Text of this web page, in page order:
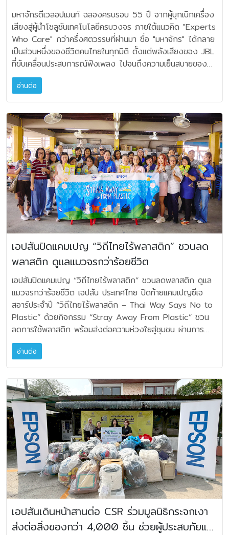
บาท JBL MP350 ราคาปกติ 35,900 ราคาโปรโมชัน
32,310 บาท ของแถมพิเศษ Mahajak 55th Anniversary
Edition เงื่อนไข เมื่อซื้อสินค้าที่ร่วมรายการครบ 25,555
บาท* รับฟรี Mahajak 55th Anniversary Gift (มูลค่า
755 บาท) เมื่อซื้อสินค้า JBL Partybox Encore Essential
PBM100 (มูลค่า 1,790 บาท) * เฉพาะสินค้ากลุ่ม Home
Theater, Luxury Audio และ Denon Home เท่านั้น หาซื้อ
สาขา, ร้าน SOUNDLAB, ตัวแทนจำหน่ายที่ร่วมรายการทั่วประ
เทศหรือช้อปออนไลน์ได้ที่ : JBL Partybox >>
https://www.mahajak.com/mega-campaign/jbl-
partybox.html JBL Home Audio >>
https://www.mahajak.com/mega-campaign/home-
audio.html Denon >>
https://www.mahajak.com/mega-campaign/denon-
homeaudio.html เงื่อนไขโปรโมชันและการรับของแถม •
ระยะเวลาโปรโมชัน 5 มิถุนายน – 31 กรกฎาคม 2569 •
โปรโมชันนี้เฉพาะสินค้า JBL Home Audio, JBL Partybox
และ Denon ที่ร่วมรายการเท่านั้น • ราคาสินค้าโปรโมชันรวม
VAT 7% แล้ว • ลูกค้าลงทะเบียนรับประกันสินค้าและของแถม
ผ่าน Line: @Mahajakplus เท่านั้น โดยจะต้องลงทะเบียนรับ
ประกันก่อน ระบบจะให้เลือกลงทะเบียนรับของแถมเพิ่มเติมในขั้น
ตอนถัดไป • สามารถลงทะเบียนรับของแถมได้ตั้งแต่ 5
มิถุนายน – 15 สิงหาคม 2569 เท่านั้น (ใบเสร็จต้องซื้อสินค้า
ภายในวันที่ 5 มิถุนายน – 31 กรกฎาคม 2569) • ขอสงวน
สิทธิ์การรับของแถม เฉพาะลูกค้าที่ลงทะเบียนรับประกันสินค้าและ
ของแถมผ่าน Line @Mahajakplus เท่านั้น กรณีลงทะเบียนรับ
ประกันเพียงอย่างเดียวไม่สามารถรับของแถมได้ • สิทธิ์รับ
ของแถม 1 รายการ ต่อ 1 ใบเสร็จ เท่านั้น • สินค้าของแถม
ไม่สามารถเลือกสีหรือรุ่นได้ และมีจำนวนจำกัด • สินค้าของ
แถมไม่สามารถเปลี่ยนเป็นเงินสดได้ • ไม่สามารถลงทะเบียนรับ
ประกันสินค้าและของแถมหลังจากหมดเขตโปรโมชันในทุกกรณี
• ลูกค้าสามารถรับของแถมหน้าร้านได้ทันที เมื่อซื้อที่โชว์รูม
มหาจักรทุกสาขา และร้าน Sound City by Mahajak •
กรณีสั่งซื้อออนไลน์ ของแถมจัดส่งภายใน 30 วันทำการ (ไม่
รวมวันเสาร์-อาทิตย์ และวันหยุดนักขัตฤกษ์) ทางไปรษณีย์ •
บริษัทฯ ขอสงวนสิทธิ์ในการเปลี่ยนแปลง/ยกเลิกเงื่อนไข โดยไม่
จำเป็นต้องแจ้งให้ทราบล่วงหน้า • สอบถามข้อมูลโปรโมชัน
และของแถมเพิ่มเติมได้ที่ Call Center 1516 หรือ Line
@Mahajakstore สามารถติดตามข่าวสารหรือสอบถามราย
ละเอียดเพิ่มเติมได้ที่ บริษัท มหาจักรดีเวลอปเมนท์ จำกัด
Facebook/Instagram : Mahajak Living, JBL Thailand
กีตาร์และโมเดลแอมป์ ● เครื่องมือช่วยซ้อมในตัว: Tuner,
metronome, looper และ drum machine ● เชื่อมต่อกับหู
ฟังแบบสาย ทำให้ฝึกซ้อมได้แบบส่วนตัว ● สามารถปรับใช้งาน
ฟีเจอร์ซ้อมในตัวได้อย่างครบครัน เทคโนโลยี Stem AI แยก
เสียงแบบเรียลไทม์พร้อมการควบคุมเสียงผ่านแอป JBL One
application ● เชื่อมต่อกับ มือถือ และแลปท็อป ผ่านพอร์ต
USB-C เพื่ออัดเสียงเข้าสู่โปรแกรมทำเพลงได้โดยตรง ● จอ
LED พิกเซลขนาดใหญ่บนตัวเครื่องสามารถเปิดใช้งาน ช่วยให้
สามารถใช้เป็นลำโพงไร้สายเพื่อเพลิดเพลินกับเพลงจากทุก
อุปกรณ์ Bluetooth ฟีเจอร์ของ JBL BandBox Trio: ●
Stem AI แยกเสียง Vocal และเสียงเครื่องดนตรีจากทุกแหล่ง
ที่มาของเพลง แบบเรียลไทม์ ● กำลังขับทรงพลังถึง 135
วัตต์ด้วยคุณภาพเสียงระดับ JBL Sound ที่มาพร้อมกับ ดอก
ลำโพง woofer 1 ดอก ขนาด 1 x 6.5” และ tweeters
ขนาด 2 x 2.5”จำนวน 2 ดอก ● เอฟเฟกต์กีตาร์และโมเดล
แอมป์ ● เอฟเฟกต์ไมโครโฟน พร้อมฟังก์ชัน Reverb และ
Delay ในตัว ช่วยให้เสียงร้องออกมามืออาชีพโดยไม่ต้องใช้
อุปกรณ์เสริม ● มิกเซอร์ 4 แชนเนลในตัวเครื่อง ● เครื่องมือ
ช่วยซ้อมในตัว: Tuner, Metronome, Looper และ Drum
machine ● ใช้งานต่อเนื่องได้สูงสุด 10 ชั่วโมง พร้อม
แบตเตอรี่ถอดเปลี่ยนได้ ● หน้าจอและอินเทอร์เฟซที่ใช้งานง่าย
ทำให้เข้าถึงการควบคุมได้อย่างทันใจ ● สามารถปรับใช้งาน
ฟีเจอร์ซ้อมในตัวได้อย่างครบครัน เทคโนโลยี Stem AI แยก
เสียงแบบเรียลไทม์พร้อมการควบคุมเสียงผ่านแอป JBL One
application ● เชื่อมต่อกับมือถือ และแลปท็อป ผ่านพอร์ต
USB-C เพื่ออัดเสียงเข้าสู่โปรแกรมทำเพลงได้โดยตรง ● จอ
LCD สีขนาดใหญ่ในตัวสามารถเปิดใช้งาน ช่วยให้ปรับเครื่องมือ
โมเดลแอมป์และเอฟเฟกต์ได้อย่างสะดวก ● ยังสามารถใช้เป็น
ลำโพง Monitor พร้อมเชื่อมต่อกับลำโพงใดก็ได้เพื่อขยายเสียง
ได้ตามต้องการ สามารถติดตามข้อมูลของ JBL ทางออนไลน์
และโซเชียลมีเดียได้ที่: ● เว็บไซต์: JBLThailand.com ●
Facebook: JBLThailand ● Instagram: JBLThailand ●
TikTok: JBLThailand ● แฮชแท็กอย่างเป็นทางการ: #JBL
ความคมชัดและต่อเนื่องยิ่งขึ้น INZONE Buds สีใหม่ล่าสุด
Glass Purple โซนี่เปิดตัว INZONE Buds หูฟังเกมมิ่งทรู
ไวร์เลสตัดเสียงรบกวนรุ่นใหม่ล่าสุด ในเฉดสีพิเศษ “Glass
Purple” ที่มาพร้อมดีไซน์ใสอันโดดเด่น สะท้อนสไตล์ที่แตกต่าง
อย่างมีเอกลักษณ์ พร้อมเติมเต็มไลน์อัปสีให้หลากหลายยิ่งขึ้น
โดยมีให้เลือกทั้งหมด 3 สี ได้แก่ สีดำ สีขาว และสีม่วงใส
Glass Purple เพื่อให้ผู้ใช้งานสามารถเลือกสไตล์ที่ใช่ และ
ถ่ายทอดตัวตนได้อย่างลงตัวในทุกการเล่นเกม กำหนดการวาง
จำหน่ายผลิตภัณฑ์ใหม่จาก INZONE เตรียมพบกับไลน์ผลิตภัณฑ์
ใหม่ล่าสุดจาก INZONE ที่ออกแบบมาเพื่อตอบโจทย์เกมเมอร์ยุค
ใหม่ พร้อมยกระดับประสบการณ์การเล่นเกมในทุกมิติ ตั้งแต่วันที่
5 พฤษภาคม 2569 เป็นต้นไป • INZONE H6 Air – หูฟังเกม
มิ่งดีไซน์ Open-back มอบประสบการณ์เสียงสมจริงแบบรอบ
ทิศทาง น้ำหนักเบาเพียง 199 กรัม รองรับการใช้งานต่อเนื่อง
ยาวนาน ราคา 6,490 บาท • INZONE Buds สี Glass
Purple – หูฟังเกมมิ่งทรูไวร์เลส มาพร้อมระบบตัดเสียงรบกวน
และดีไซน์โปร่งแสงสีม่วงอันโดดเด่น ราคา 7,990 บาท ผู้สนใจ
สามารถสอบถามข้อมูลเพิ่มเติมเกี่ยวกับผลิตภัณฑ์ได้ที่ ศูนย์ข้อมูล
โซนี่ โทร. 0-2715-6100 หรือเยี่ยมชมเว็บไซต์
www.sony.co.th พร้อมสัมผัสประสบการณ์เทคโนโลยีเกมมิ่ง
จากโซนี่ได้ที่ Sony Store ทุกสาขา, Sony Center และร้านผู้
แทนจำหน่ายที่ได้รับการแต่งตั้งทั่วประเทศ
● Smart Living & Garden Speakers: ระบบเสียงระดับ
พรีเมียมที่ออกแบบมาให้กลมกลืนกับพื้นที่พักผ่อน ทั้งภายในและ
ภายนอกอาคาร ● Air Conditioners Solutions: นวัตกรรม
ระบบปรับอากาศที่ให้ความสำคัญกับดีไซน์ ความสบาย พร้อมการ
ประหยัดพลังงาน ● Smart Commercial & Conference:
โซลูชันอัจฉริยะเพื่อการทำงานยุคใหม่ เพื่อการเชื่อมต่อ ที่รวดเร็ว
และมีประสิทธิภาพ นอกจากนี้เรายังมีทีมงานมืออาชีพพร้อมให้คำ
ปรึกษาเชิงลึก เพื่อช่วยสนับสนุนสถาปนิก และนักออกแบบ ในการ
ค้นหาโซลูชันที่เหมาะสมกับทุกบริบทของโครงการ ให้เทคโนโลยี
และดีไซน์ ทำงานร่วมกันได้อย่างมีประสิทธิภาพสูงสุด มาร่วมค้น
พบแรงบันดาลใจในการใช้ชีวิตที่ลงตัวไปพร้อมกับเราได้ที่: วันที่:
28 เมษายน – 3 พฤษภาคม 2569 | เวลา: 10.00 น. –
20.00 น. สถานที่: ชาเลนเจอร์ ฮอลล์ 3, อิมแพ็ค เมืองทอง
ธานี ตำแหน่งบูธ: L102 (ทางเข้าประตู 3) ติดตามข่าวสารและ
กิจกรรมได้ที่ Facebook Page : MahajakPro และ
MahajakLiving
มหาจักรดีเวลอปเมนท์ ฉลองครบรอบ 55 ปี จากผู้บุกเบิกเครื่อง
เสียงสู่ผู้นำโซลูชันเทคโนโลยีครบวงจร ภายใต้แนวคิด "Experts
Who Care" กว่าครึ่งศตวรรษที่ผ่านมา ชื่อ "มหาจักร" ได้กลาย
เป็นส่วนหนึ่งของชีวิตคนไทยในทุกมิติ ตั้งแต่พลังเสียงของ JBL
ที่ขับเคลื่อนประสบการณ์ฟังเพลง ไปจนถึงความเย็นสบายของ
เครื่องปรับอากาศ Mitsubishi Heavy Duty ที่วางใจได้ทุก
สภาวะ วันนี้บริษัท มหาจักรดีเวลอปเมนท์ จำกัด ก้าวสู่ปีที่ 55
ด้วยพลังแห่งประสบการณ์ที่สั่งสมมาตั้งแต่ปี พ.ศ. 2514 และ
วิสัยทัศน์ที่มุ่งสู่อนาคตอย่างมั่นคง ในฐานะผู้นำเข้าและจัดจำหน่าย
JBL Car Audio อย่างเป็นทางการรายแรกและรายใหญ่ที่สุด
ของประเทศไทย มหาจักรได้พิสูจน์ตัวเองในฐานะองค์กรที่ไม่
เพียงนำเสนอผลิตภัณฑ์เทคโนโลยีระดับโลก แต่ยังเป็นผู้กำหนด
มาตรฐานของประสบการณ์เสียงคุณภาพสูงให้กับผู้บริโภคชาว
ไทยมาอย่างต่อเนื่อง 4 กลุ่มธุรกิจหลัก: จากผู้จัดจำหน่ายสู่ผู้ให้
บริการโซลูชันครบวงจร ปัจจุบัน มหาจักรดีเวลอปเมนท์ ดำเนิน
ธุรกิจครอบคลุม 4 กลุ่มผลิตภัณฑ์และบริการหลัก ซึ่งสะท้อนถึง
พัฒนาการขององค์กรที่ก้าวพ้นจากการเป็นเพียงตัวแทนจำหน่าย
สู่การเป็นผู้ให้บริการโซลูชันเทคโนโลยีครบวงจร ที่ครอบคลุมทุก
มิติของการใช้ชีวิตและการทำธุรกิจ 01 | AIR
CONDITIONING กลุ่มเครื่องปรับอากาศ ตัวแทนจำหน่ายอย่าง
เป็นทางการของ Mitsubishi Heavy Duty ที่โดดเด่นด้าน
ประสิทธิภาพ ความทนทาน และเทคโนโลยีประหยัดพลังงาน ตอบ
โจทย์ทั้งที่พักอาศัย อาคารพาณิชย์ และอุตสาหกรรม 02 |
LIFESTYLE AUDIO กลุ่ม Lifestyle Audio ผลิตภัณฑ์
เครื่องเสียงสำหรับบ้าน รถยนต์ และไลฟ์สไตล์ดิจิทัล จากแบรนด์
ระดับโลก อาทิ JBL, Harman Kardon และ JBL Car Audio
เพื่อยกระดับทุกประสบการณ์ฟัง 03 | HOME &
SMART LIVING กลุ่ม Home & Smart Living โซลูชันสมา
ร์ทโฮมและระบบเสียงระดับไฮเอนด์ ผ่านแบรนด์ชั้นนำอย่าง
Control4, Wisdom, DENON และ Vimar เพื่อสร้าง
ประสบการณ์การอยู่อาศัยที่ชาญฉลาดและสะดวกสบาย 04
| PROFESSIONAL SOLUTIONS กลุ่ม Professional
Solutions ระบบภาพ เสียง แสง และระบบควบคุมสำหรับองค์กร
โรงแรม ศูนย์ประชุม และสถานบันเทิง ด้วยพอร์ตโฟลิโอแบรนด์
ระดับโลกกว่า 10 แบรนด์ อาทิ Martin, BSS, Shure, JBL
Professional, Soundcraft, Crown, dbx, AMX,
AirServer, Airtame, AlphaTheta, PJ Link และ 3D
Kinetic LED เครือข่ายพันธมิตรที่แข็งแกร่งทั่วประเทศ ตลอด
55 ปีที่ผ่านมา หัวใจสำคัญของความเติบโตมหาจักรคือ ความไว้
วางใจที่ได้รับจากพันธมิตรธุรกิจทั่วประเทศ ผลิตภัณฑ์ในเครือ
มหาจักรเข้าถึงผู้บริโภคผ่านผู้ค้าปลีกชั้นนำ ได้แก่ Power Buy,
Betrend และ Com7 รวมถึงเครือข่ายร้านค้าและตัวแทน
จำหน่ายอีกจำนวนมากทั้งในกรุงเทพฯ และต่างจังหวัด เครือข่าย
อ่านต่อ
เอปสันปิดแคมเปญ “วิถีไทยไร้พลาสติก” ชวนลด
พลาสติก ดูแลแมวจรกว่าร้อยชีวิต
เอปสันปิดแคมเปญ “วิถีไทยไร้พลาสติก” ชวนลดพลาสติก ดูแล
แมวจรกว่าร้อยชีวิต เอปสัน ประเทศไทย ปิดท้ายแคมเปญซีเอ
สอาร์ประจำปี “วิถีไทยไร้พลาสติก – Thai Way Says No to
Plastic” ด้วยกิจกรรม “Stray Away From Plastic” ชวน
ลดการใช้พลาสติก พร้อมส่งต่อความห่วงใยสู่ชุมชน ผ่านการ
ดูแลแมวจรกว่า 100 ตัว ให้มีความปลอดภัยและมีตัวตนในชุมชน
มากขึ้น ณ วัดคงคาอำเภอบางใหญ่ จังหวัดนนทบุรี
กิจกรรมดังกล่าวจัดนำโดย นางสาววิสาข์ ธนวิภาคย์ ผู้จัดการ
อาวุโสฝ่ายแบรนด์และสื่อสารองค์กร ชวนพนักงานและสื่อมวลชน
พร้อมครอบครัว ร่วมกันสวมปลอกคอนิรภัยและป้ายระบุชื่อแมว ที่
ผลิตจากวัสดุธรรมชาติและไม่เป็นอันตรายต่อสัตว์ เพื่อเพิ่มการ
มองเห็นและความปลอดภัยของแมวจร พร้อมทั้งได้ร่วมกันบริจาค
อาหารและสิ่งของจำเป็นสำหรับแมว เพื่อนำไปดูแลต่อเนื่อง
กิจกรรม “Stray Away From Plastic” นับเป็นกิจกรรมส่ง
ท้ายของแคมเปญ “วิถีไทยไร้พลาสติก – Thai Way Says No
to Plastic” ที่เอปสันได้จัดต่อเนื่องตลอดทั้งปี ผ่านกิจกรรม
สร้างสรรค์ ได้แก่ Leaf Plastic Behindที่ส่งเสริมการใช้วัสดุ
ธรรมชาติอย่างใบตองทดแทนพลาสติก และ The Cooking
Shack ที่สะท้อนผลกระทบของขยะขวดพลาสติกต่อภาวะโลกร้อน
โดยเอปสันมีเป้าหมายเพื่อสร้างแรงบันดาลใจให้ทุกคนร่วมลดการ
ใช้พลาสติกในชีวิตประจำวัน และร่วมกันสร้างสังคมที่ยั่งยืน
อ่านต่อ
เอปสันเดินหน้าสานต่อ CSR ร่วมมูลนิธิกระจกเงา
ส่งต่อสิ่งของกว่า 4,000 ชิ้น ช่วยผู้ประสบภัยและ